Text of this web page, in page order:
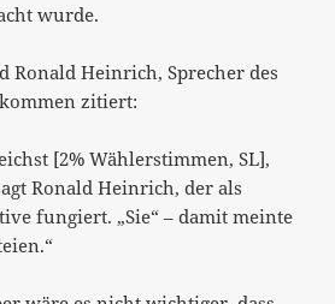
wurde.
Ronald Heinrich, Sprecher des
zitiert:
[2% Wählerstimmen, SL],
Ronald Heinrich, der als
fungiert. „Sie“ – damit meinte